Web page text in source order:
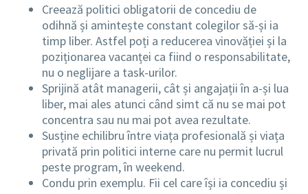
Creează politici obligatorii de concediu de
odihnă și amintește constant colegilor să-și ia
timp liber. Astfel poți a reducerea vinovăției și la
poziționarea vacanței ca fiind o responsabilitate,
nu o neglijare a task-urilor.
Sprijină atât managerii, cât și angajații în a-și lua
liber, mai ales atunci când simt că nu se mai pot
concentra sau nu mai pot avea rezultate.
Susține echilibru între viața profesională și viața
privată prin politici interne care nu permit lucrul
peste program, în weekend.
Condu prin exemplu. Fii cel care își ia concediu și